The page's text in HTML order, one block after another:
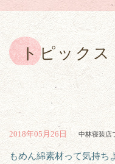
トピックス
2018年05月26日 中林寝装店
もめん綿素材って気持